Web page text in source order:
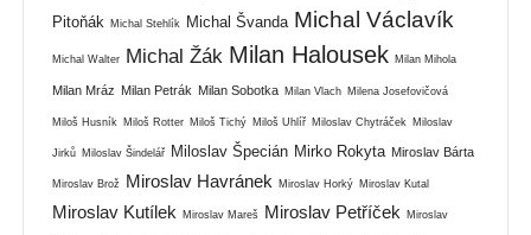
Pitoňák
Michal Stehlík Michal Švanda Michal Václavík
Michal Walter Michal Žák Milan Halousek Milan Mihola
Milan Mráz Milan Petrák Milan Sobotka Milan Vlach Milena Josefovičová
Miloš Husník Miloš Rotter Miloš Tichý Miloš Uhlíř Miloslav Chytráček Miloslav
Jirků Miloslav Šindelář Miloslav Špecián Mirko Rokyta Miroslav Bárta
Miroslav Brož Miroslav Havránek Miroslav Horký Miroslav Kutal
Miroslav Kutílek Miroslav Mareš Miroslav Petříček Miroslav